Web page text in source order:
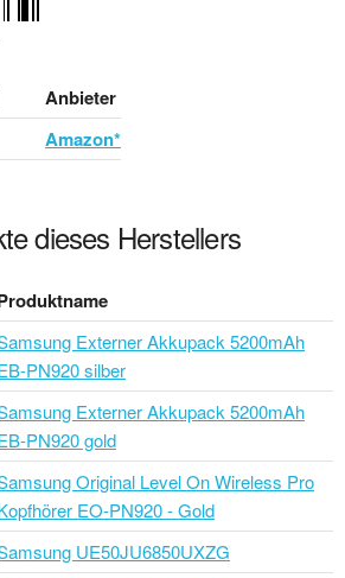
Anbieter
Amazon*
dieses Herstellers
Externer Akkupack 5200mAh
PN920 silber
Externer Akkupack 5200mAh
PN920 gold
Original Level On Wireless Pro
EO-PN920 - Gold
UE50JU6850UXZG